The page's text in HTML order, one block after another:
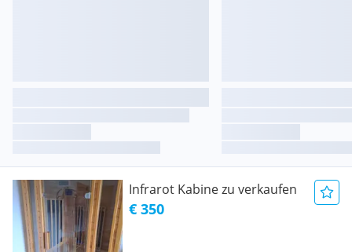
Infrarot Kabine zu verkaufen
€ 350